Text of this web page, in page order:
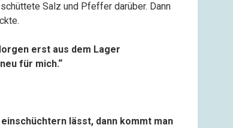
Salz und Pfeffer darüber. Dann
erst aus dem Lager
für mich.“
lässt, dann kommt man